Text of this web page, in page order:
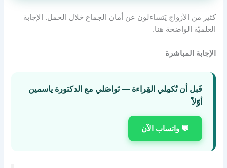
كثير من الأزواج يَتساءلون عن أمان الجماع خلال الحمل. الإجابة
العلميّة الواضحة هنا.
الإجابة المباشرة
قَبل أن تُكمِلي القِراءة — تَواصَلي مع الدكتورة ياسمين
أوّلاً
💬 واتساب الآن